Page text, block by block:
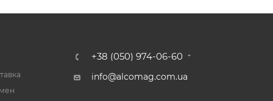
+38 (050) 974-06-60
info@alcomag.com.ua